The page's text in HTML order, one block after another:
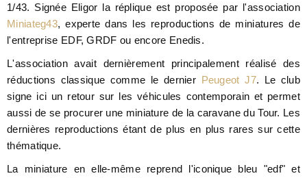
1/43. Signée Eligor la réplique est proposée par l'association
Miniateg43, experte dans les reproductions de miniatures de
l'entreprise EDF, GRDF ou encore Enedis.
L'association avait dernièrement principalement réalisé des
réductions classique comme le dernier Peugeot J7. Le club
signe ici un retour sur les véhicules contemporain et permet
aussi de se procurer une miniature de la caravane du Tour. Les
dernières reproductions étant de plus en plus rares sur cette
thématique.
La miniature en elle-même reprend l'iconique bleu "edf" et